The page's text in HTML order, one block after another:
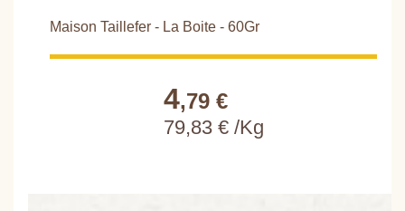
Maison Taillefer - La Boite - 60Gr
4,79 €
79,83 € /Kg